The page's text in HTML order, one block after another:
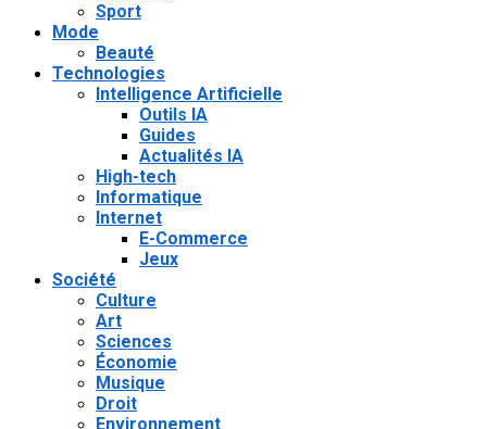
Sport
Mode
Beauté
Technologies
Intelligence Artificielle
Outils IA
Guides
Actualités IA
High-tech
Informatique
Internet
E-Commerce
Jeux
Société
Culture
Art
Sciences
Économie
Musique
Droit
Environnement